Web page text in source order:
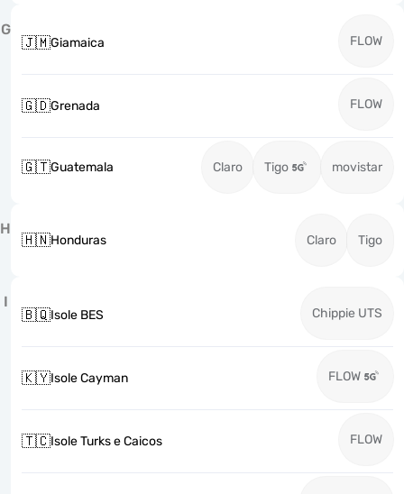
G
🇯🇲Giamaica FLOW
🇬🇩Grenada FLOW
🇬🇹Guatemala Claro Tigo movistar
H
🇭🇳Honduras Claro Tigo
I
🇧🇶Isole BES Chippie UTS
🇰🇾Isole Cayman FLOW
🇹🇨Isole Turks e Caicos FLOW